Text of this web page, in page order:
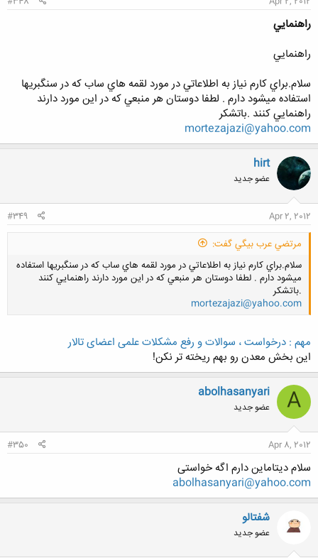
راهنمايي
راهنمايي
سلام.براي كارم نياز به اطلاعاتي در مورد لقمه هاي ساب كه در سنگبريها
استفاده ميشود دارم . لطفا دوستان هر منبعي كه در اين مورد دارند
راهنمايي كنند .باتشكر
mortezajazi@yahoo.com
hirt
عضو جدید
Apr 2, 2012
#349
مرتضي عرب بيگي گفت:
سلام.براي كارم نياز به اطلاعاتي در مورد لقمه هاي ساب كه در سنگبريها استفاده
ميشود دارم . لطفا دوستان هر منبعي كه در اين مورد دارند راهنمايي كنند
.باتشكر
mortezajazi@yahoo.com
کلیک کنید تا باز شود...
مهم : درخواست ، سوالات و رفع مشکلات علمی اعضای تالار
این بخش معدن رو بهم ریخته تر نکن!
A
abolhasanyari
عضو جدید
Apr 8, 2012
#350
سلام دیتاماین دارم اگه خواستی
abolhasanyari@yahoo.com
شفتالو
عضو جدید